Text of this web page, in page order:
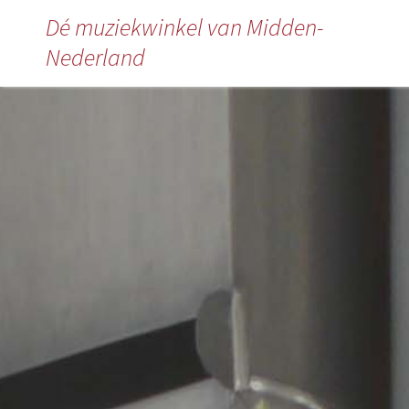
Dé muziekwinkel van Midden-
Nederland